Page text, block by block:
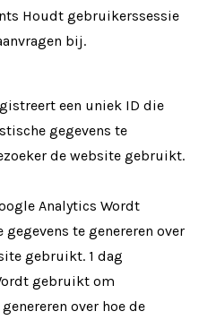
Houdt gebruikerssessie
bij.
een uniek ID die
gegevens te
de website gebruikt.
Analytics Wordt
te genereren over
gebruikt. 1 dag
gebruikt om
over hoe de